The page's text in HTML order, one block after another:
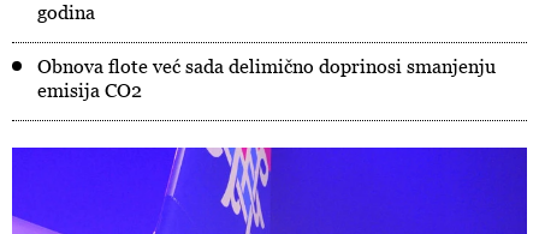
godina
Obnova flote već sada delimično doprinosi smanjenju
emisija CO2